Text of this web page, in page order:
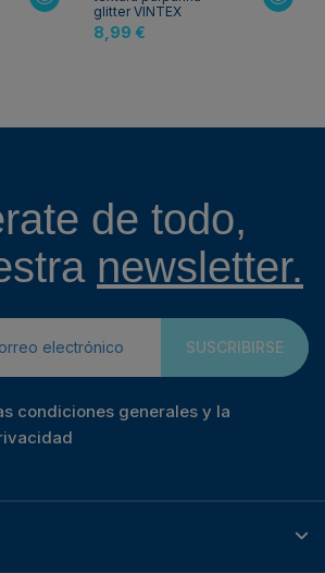
glitter VINTEX
8,99 €
de todo,
newsletter.
SUSCRIBIRSE
condiciones generales y la